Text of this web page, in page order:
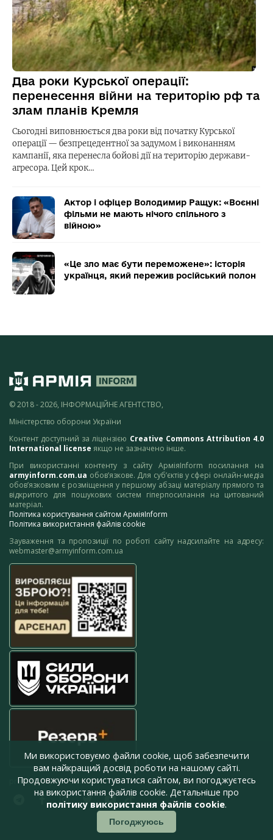
Два роки Курської операції:
перенесення війни на територію рф та
злам планів Кремля
Сьогодні виповнюється два роки від початку Курської
операції — безпрецедентної за задумом і виконанням
кампанії, яка перенесла бойові дії на територію держави-
агресора. Цей крок…
Актор і офіцер Володимир Ращук: «Воєнні
фільми не мають нічого спільного з
війною»
«Це зло має бути переможене»: історія
українця, який пережив російський полон
© 2018 - 2026, ІНФОРМАЦІЙНЕ АГЕНТСТВО,
Міністерство оборони України
Контент доступний за ліцензією Creative Commons Attribution 4.0
International license якщо не зазначено інше.
При використанні контенту з сайту АрміяInform посилання на
armyinform.com.ua обов’язкове. Для суб’єктів у сфері онлайн-медіа
обов’язковим є розміщення у першому абзаці матеріалу прямого та
відкритого для пошукових систем гіперпосилання на цитований
матеріал.
Політика користування сайтом АрміяInform
Політика використання файлів cookie
Зауваження та пропозиції по роботі сайту надсилайте на адресу:
webmaster@armyinform.com.ua
press@armyinform.com.ua
Ми використовуємо файли cookie, щоб забезпечити
вам найкращий досвід роботи на нашому сайті.
Продовжуючи користуватися сайтом, ви погоджуєтесь
на використання файлів cookie. Детальніше про
політику використання файлів cookie.
Погоджуюсь